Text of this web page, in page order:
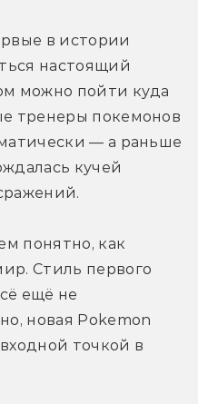
в истории
настоящий
можно пойти куда
тренеры покемонов
— а раньше
кучей
понятно, как
Стиль первого
ещё не
новая Pokemon
точкой в